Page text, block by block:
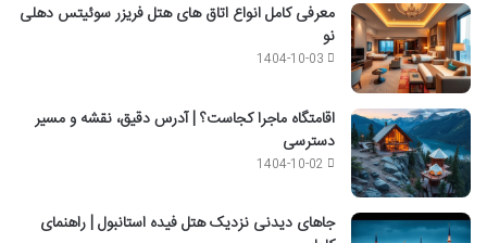
معرفی کامل انواع اتاق های هتل فریزر سوئیتس دهلی
نو
1404-10-03
اقامتگاه ماجرا کجاست؟ | آدرس دقیق، نقشه و مسیر
دسترسی
1404-10-02
جاهای دیدنی نزدیک هتل فیده استانبول | راهنمای